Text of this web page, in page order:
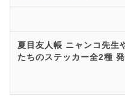
夏目友人帳 ニャンコ先生
たちのステッカー全2種